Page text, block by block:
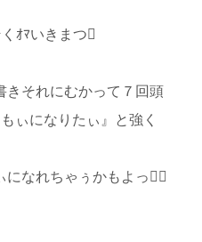
ｵﾏいきまつ
きそれにむかって７回頭
ぃになりたぃ』と強く
になれちゃぅかもよっ